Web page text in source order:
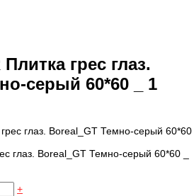
грес глаз.
серый 60*60 _ 1
глаз. Boreal_GT Темно-серый 60*60 _
+